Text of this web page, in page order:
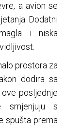
a avion se
Dodatni
i niska
prostora za
dodira sa
posljednje
smjenjuju s
spušta prema